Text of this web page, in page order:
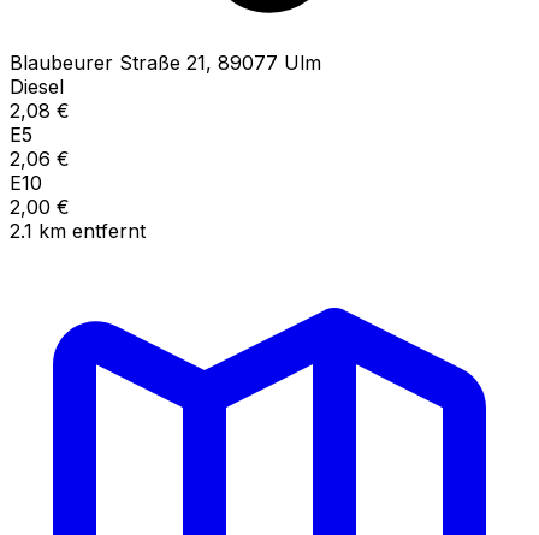
Blaubeurer Straße 21, 89077 Ulm
Diesel
2,08 €
E5
2,06 €
E10
2,00 €
2.1 km entfernt